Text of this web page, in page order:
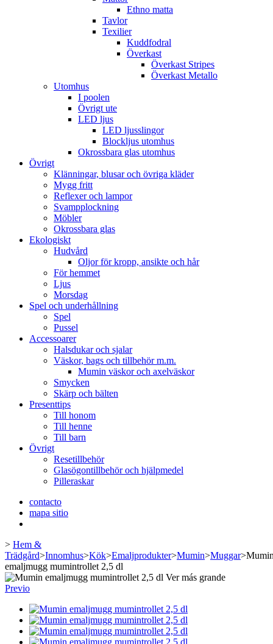
Ethno matta
Tavlor
Texilier
Kuddfodral
Överkast
Överkast Stripes
Överkast Metallo
Utomhus
I poolen
Övrigt ute
LED ljus
LED ljusslingor
Blockljus utomhus
Okrossbara glas utomhus
Övrigt
Klänningar, blusar och övriga kläder
Mygg fritt
Reflexer och lampor
Svampplockning
Möbler
Okrossbara glas
Ekologiskt
Hudvård
Oljor för kropp, ansikte och hår
För hemmet
Ljus
Morsdag
Spel och underhållning
Spel
Pussel
Accessoarer
Halsdukar och sjalar
Väskor, bags och tillbehör m.m.
Mumin väskor och axelväskor
Smycken
Skärp och bälten
Presenttips
Till honom
Till henne
Till barn
Övrigt
Resetillbehör
Glasögontillbehör och hjälpmedel
Pilleraskar
contacto
mapa sitio
> Hem &
Trädgård>Innomhus>Kök>Emaljprodukter>Mumin>Muggar>
emaljmugg mumintrollet 2,5 dl
Ver más grande
Previo